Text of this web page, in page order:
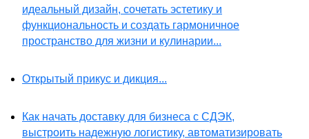
идеальный дизайн, сочетать эстетику и
функциональность и создать гармоничное
пространство для жизни и кулинарии...
Открытый прикус и дикция...
Как начать доставку для бизнеса с СДЭК,
выстроить надежную логистику, автоматизировать